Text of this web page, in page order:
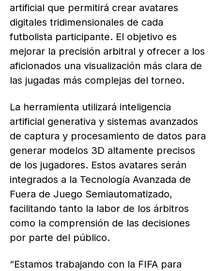
artificial que permitirá crear avatares
digitales tridimensionales de cada
futbolista participante. El objetivo es
mejorar la precisión arbitral y ofrecer a los
aficionados una visualización más clara de
las jugadas más complejas del torneo.
La herramienta utilizará inteligencia
artificial generativa y sistemas avanzados
de captura y procesamiento de datos para
generar modelos 3D altamente precisos
de los jugadores. Estos avatares serán
integrados a la Tecnología Avanzada de
Fuera de Juego Semiautomatizado,
facilitando tanto la labor de los árbitros
como la comprensión de las decisiones
por parte del público.
“Estamos trabajando con la FIFA para